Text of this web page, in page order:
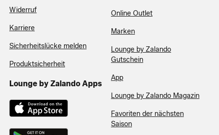
Widerruf
Karriere
Sicherheitslücke melden
Produktsicherheit
Lounge by Zalando Apps
Online Outlet
Marken
Lounge by Zalando
Gutschein
App
Lounge by Zalando Magazin
Favoriten der nächsten
Saison